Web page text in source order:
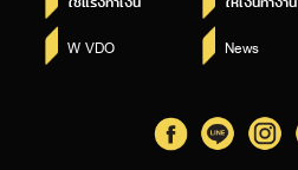
W VDO News